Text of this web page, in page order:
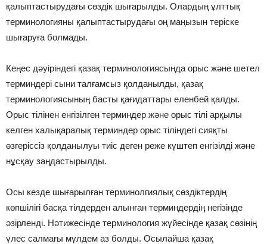
қалыптастырудағы сөздік шығарылды. Олардың ұлттық
терминологияны қалыптастырудағы оң маңызын теріске
шығаруға болмады.
Кеңес дәуіріндегі қазақ терминологиясында орыс және шетел
терминдері сыни талғамсыз қолданылды, қазақ
терминологиясының басты қағидаттары еленбей қалды.
Орыс тілінен енгізілген терминдер және орыс тілі арқылы
келген халықаралық терминдер орыс тіліндегі сияқты
өзгеріссіз қолданылуы тиіс деген реже күштеп енгізілді және
нұсқау заңдастырылды.
Осы кезде шығарылған терминолгиялық сөздіктердің
көпшілігі басқа тілдерден алынған терминдердің негізінде
әзірленді. Нәтижесінде терминология жүйесінде қазақ сөзінің
үлес салмағы мүлдем аз болды. Осылайша қазақ